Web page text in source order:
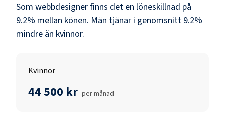
Som webbdesignerfinns det en löneskillnad på
9.2% mellan könen. Män tjänar i genomsnitt 9.2%
mindre än kvinnor.
Kvinnor
44 500 kr per månad